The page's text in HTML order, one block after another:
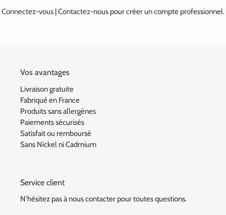
Connectez-vous Contactez-nous pour créer un compte professionnel.
Vos avantages
Livraison gratuite
Fabriqué en France
Produits sans allergènes
Paiements sécurisés
Satisfait ou remboursé
Sans Nickel ni Cadmium
Service client
N'hésitez pas à nous contacter pour toutes questions.